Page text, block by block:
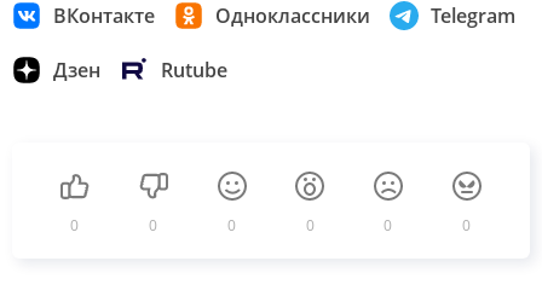
ВКонтакте Одноклассники Telegram
Дзен Rutube
0 0 0 0 0 0